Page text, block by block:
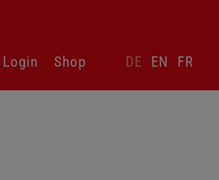
Login Shop
überspringen
DE EN FR